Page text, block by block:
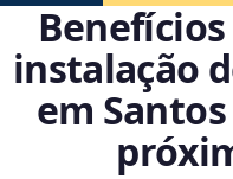
instalação
em